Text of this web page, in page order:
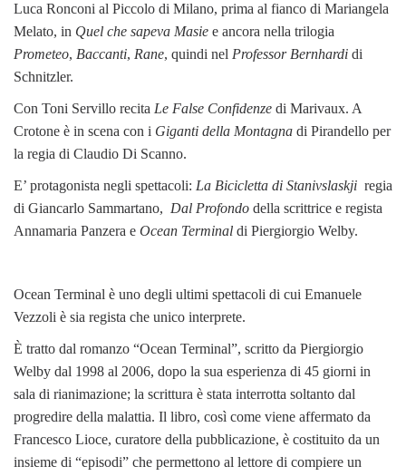
Luca Ronconi al Piccolo di Milano, prima al fianco di Mariangela
Melato, in Quel che sapeva Masie e ancora nella trilogia
Prometeo, Baccanti, Rane, quindi nel Professor Bernhardi di
Schnitzler.
Con Toni Servillo recita Le False Confidenze di Marivaux. A
Crotone è in scena con i Giganti della Montagna di Pirandello per
la regia di Claudio Di Scanno.
E’ protagonista negli spettacoli: La Bicicletta di Stanivslaskji regia
di Giancarlo Sammartano, Dal Profondo della scrittrice e regista
Annamaria Panzera e Ocean Terminal di Piergiorgio Welby.
Ocean Terminal è uno degli ultimi spettacoli di cui Emanuele
Vezzoli è sia regista che unico interprete.
È tratto dal romanzo “Ocean Terminal”, scritto da Piergiorgio
Welby dal 1998 al 2006, dopo la sua esperienza di 45 giorni in
sala di rianimazione; la scrittura è stata interrotta soltanto dal
progredire della malattia. Il libro, così come viene affermato da
Francesco Lioce, curatore della pubblicazione, è costituito da un
insieme di “episodi” che permettono al lettore di compiere un